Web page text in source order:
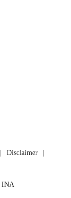
Disclaimer
INA